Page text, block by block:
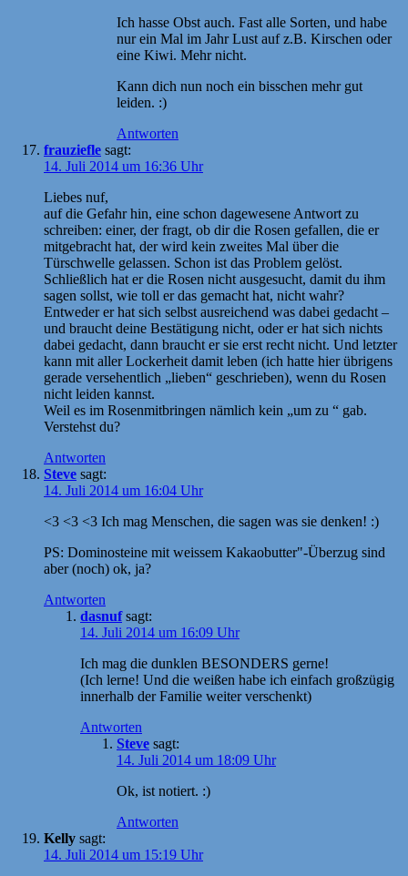
Ich hasse Obst auch. Fast alle Sorten, und habe
nur ein Mal im Jahr Lust auf z.B. Kirschen oder
eine Kiwi. Mehr nicht.
Kann dich nun noch ein bisschen mehr gut
leiden. :)
Antworten
frauziefle sagt:
14. Juli 2014 um 16:36 Uhr
Liebes nuf,
auf die Gefahr hin, eine schon dagewesene Antwort zu
schreiben: einer, der fragt, ob dir die Rosen gefallen, die er
mitgebracht hat, der wird kein zweites Mal über die
Türschwelle gelassen. Schon ist das Problem gelöst.
Schließlich hat er die Rosen nicht ausgesucht, damit du ihm
sagen sollst, wie toll er das gemacht hat, nicht wahr?
Entweder er hat sich selbst ausreichend was dabei gedacht –
und braucht deine Bestätigung nicht, oder er hat sich nichts
dabei gedacht, dann braucht er sie erst recht nicht. Und letzter
kann mit aller Lockerheit damit leben (ich hatte hier übrigens
gerade versehentlich „lieben“ geschrieben), wenn du Rosen
nicht leiden kannst.
Weil es im Rosenmitbringen nämlich kein „um zu “ gab.
Verstehst du?
Antworten
Steve sagt:
14. Juli 2014 um 16:04 Uhr
<3 <3 <3 Ich mag Menschen, die sagen was sie denken! :)
PS: Dominosteine mit weissem Kakaobutter"-Überzug sind
aber (noch) ok, ja?
Antworten
dasnuf sagt:
14. Juli 2014 um 16:09 Uhr
Ich mag die dunklen BESONDERS gerne!
(Ich lerne! Und die weißen habe ich einfach großzügig
innerhalb der Familie weiter verschenkt)
Antworten
Steve sagt:
14. Juli 2014 um 18:09 Uhr
Ok, ist notiert. :)
Antworten
Kelly sagt:
14. Juli 2014 um 15:19 Uhr